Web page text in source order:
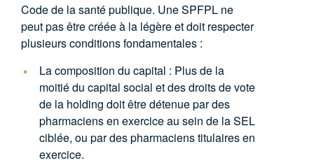
Code de la santé publique. Une SPFPL ne
peut pas être créée à la légère et doit respecter
plusieurs conditions fondamentales :
La composition du capital : Plus de la
moitié du capital social et des droits de vote
de la holding doit être détenue par des
pharmaciens en exercice au sein de la SEL
ciblée, ou par des pharmaciens titulaires en
exercice.